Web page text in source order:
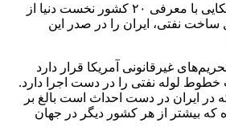
این موسسه تحقیقی آمریکایی با معرفی ۲۰ کشور نخست دنیا از
نفتی، ایران را در صدر این
غیرقانونی آمریکا قرار دارد
خطوط لوله نفتی را در دست اجرا دارد.
ایران در دست احداث است بالغ بر
شده که بیشتر از هر کشور دیگر در جهان